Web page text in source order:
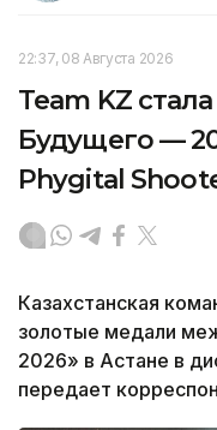
22:37, 08 Августа 2026
Team KZ
Будущего —
Phygital
Казахстанская
золотые медали
2026» в Астане в
передает